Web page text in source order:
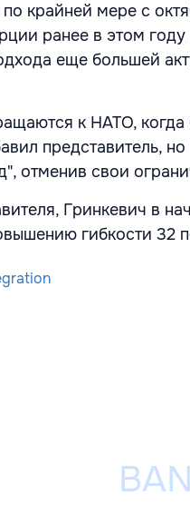
крайней мере с
ранее в этом
еще большей
к НАТО,
представитель,
отменив свои
Гринкевич в
гибкости 32